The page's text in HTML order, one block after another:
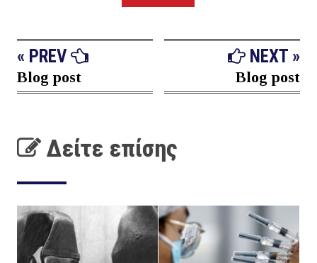
« PREV
Blog post
NEXT »
Blog post
Δείτε επίσης